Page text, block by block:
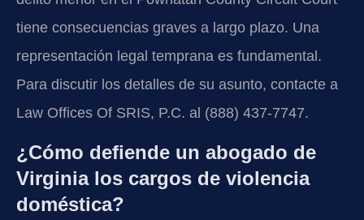
tiene consecuencias graves a largo plazo. Una
representación legal temprana es fundamental.
Para discutir los detalles de su asunto, contacte a
Law Offices Of SRIS, P.C. al (888) 437-7747.
¿Cómo defiende un abogado de
Virginia los cargos de violencia
doméstica?